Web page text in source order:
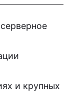
и крупных